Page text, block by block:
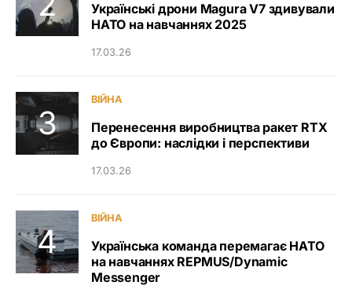
Українські дрони Magura V7 здивували
НАТО на навчаннях 2025
17.03.26
ВІЙНА
Перенесення виробництва ракет RTX
до Європи: наслідки і перспективи
17.03.26
ВІЙНА
Українська команда перемагає НАТО
на навчаннях REPMUS/Dynamic
Messenger